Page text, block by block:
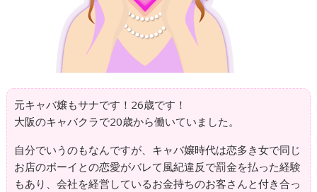
元キャバ嬢もサナです！26歳です！
大阪のキャバクラで20歳から働いていました。
自分でいうのもなんですが、キャバ嬢時代は恋多き女で同じ
お店のボーイとの恋愛がバレて風紀違反で罰金を払った経験
もあり、会社を経営しているお金持ちのお客さんと付き合っ